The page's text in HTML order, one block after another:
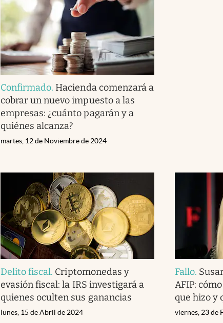
Confirmado. Hacienda comenzará a
cobrar un nuevo impuesto a las
empresas: ¿cuánto pagarán y a
quiénes alcanza?
martes, 12 de Noviembre de 2024
Delito fiscal. Criptomonedas y
evasión fiscal: la IRS investigará a
quienes oculten sus ganancias
lunes, 15 de Abril de 2024
Fallo.
AFIP:
que hizo y
viernes, 23 de